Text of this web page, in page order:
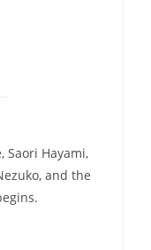
Saori Hayami,
and the